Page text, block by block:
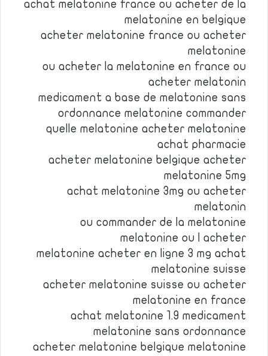
achat melatonine france ou acheter de la
melatonine en belgique
acheter melatonine france ou acheter
melatonine
ou acheter la melatonine en france ou
acheter melatonin
medicament a base de melatonine sans
ordonnance melatonine commander
quelle melatonine acheter melatonine
achat pharmacie
acheter melatonine belgique acheter
melatonine 5mg
achat melatonine 3mg ou acheter
melatonin
ou commander de la melatonine
melatonine ou l acheter
melatonine acheter en ligne 3 mg achat
melatonine suisse
acheter melatonine suisse ou acheter
melatonine en france
achat melatonine 1.9 medicament
melatonine sans ordonnance
acheter melatonine belgique melatonine